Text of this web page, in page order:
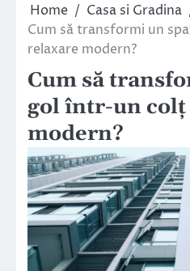
Home
Casa si Gradina
Cum să transformi un
relaxare modern?
Cum să
gol într-un colț
modern?